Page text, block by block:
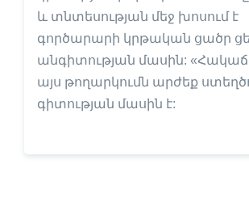
և տնտեսության մեջ խոսում է
գործարարի կրթական ցածր
անգիտության մասին:
այս թողարկումն արժեք
գիտության մասին է: